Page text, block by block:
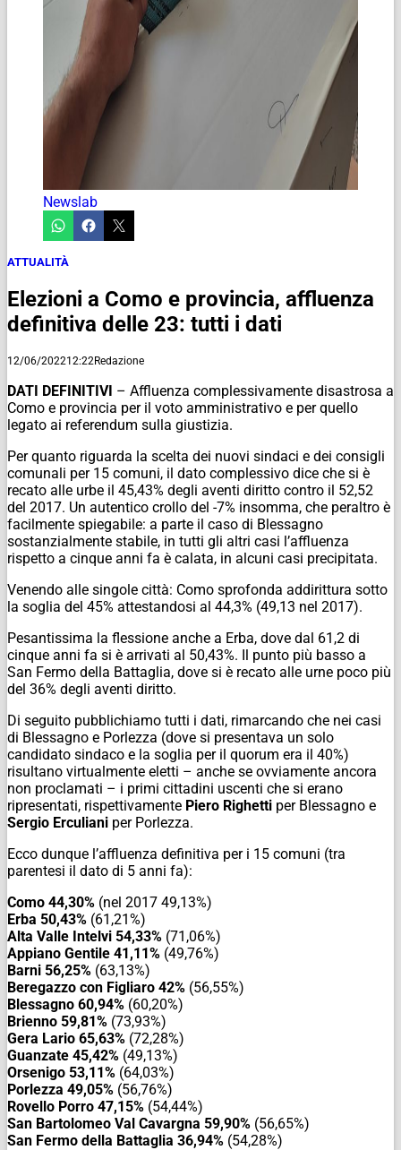
Newslab
ATTUALITÀ
Elezioni a Como e provincia, affluenza
definitiva delle 23: tutti i dati
12/06/202212:22Redazione
DATI DEFINITIVI – Affluenza complessivamente disastrosa a
Como e provincia per il voto amministrativo e per quello
legato ai referendum sulla giustizia.
Per quanto riguarda la scelta dei nuovi sindaci e dei consigli
comunali per 15 comuni, il dato complessivo dice che si è
recato alle urbe il 45,43% degli aventi diritto contro il 52,52
del 2017. Un autentico crollo del -7% insomma, che peraltro è
facilmente spiegabile: a parte il caso di Blessagno
sostanzialmente stabile, in tutti gli altri casi l’affluenza
rispetto a cinque anni fa è calata, in alcuni casi precipitata.
Venendo alle singole città: Como sprofonda addirittura sotto
la soglia del 45% attestandosi al 44,3% (49,13 nel 2017).
Pesantissima la flessione anche a Erba, dove dal 61,2 di
cinque anni fa si è arrivati al 50,43%. Il punto più basso a
San Fermo della Battaglia, dove si è recato alle urne poco più
del 36% degli aventi diritto.
Di seguito pubblichiamo tutti i dati, rimarcando che nei casi
di Blessagno e Porlezza (dove si presentava un solo
candidato sindaco e la soglia per il quorum era il 40%)
risultano virtualmente eletti – anche se ovviamente ancora
non proclamati – i primi cittadini uscenti che si erano
ripresentati, rispettivamente Piero Righetti per Blessagno e
Sergio Erculiani per Porlezza.
Ecco dunque l’affluenza definitiva per i 15 comuni (tra
parentesi il dato di 5 anni fa):
Como 44,30% (nel 2017 49,13%)
Erba 50,43% (61,21%)
Alta Valle Intelvi 54,33% (71,06%)
Appiano Gentile 41,11% (49,76%)
Barni 56,25% (63,13%)
Beregazzo con Figliaro 42% (56,55%)
Blessagno 60,94% (60,20%)
Brienno 59,81% (73,93%)
Gera Lario 65,63% (72,28%)
Guanzate 45,42% (49,13%)
Orsenigo 53,11% (64,03%)
Porlezza 49,05% (56,76%)
Rovello Porro 47,15% (54,44%)
San Bartolomeo Val Cavargna 59,90% (56,65%)
San Fermo della Battaglia 36,94% (54,28%)